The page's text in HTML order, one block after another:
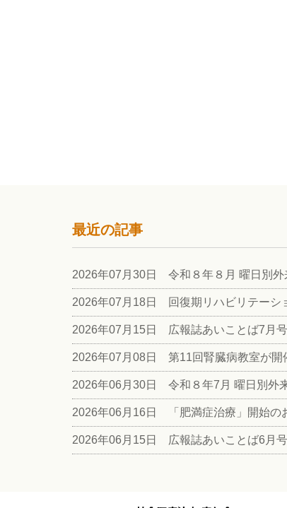
最近の記事
2026年07月30日 令和８年８月 曜日別外
2026年07月18日 回復期リハビリテーシ
2026年07月15日 広報誌あいことば7月号
2026年07月08日 第11回腎臓病教室が開
2026年06月30日 令和８年7月 曜日別外
2026年06月16日 「肥満症治療」開始の
2026年06月15日 広報誌あいことば6月号